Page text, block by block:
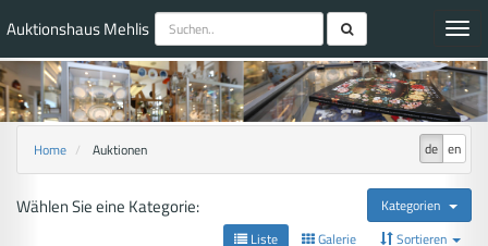
Auktionshaus Mehlis
de en
Home Auktionen
Kategorien
Wählen Sie eine Kategorie:
Liste Galerie Sortieren